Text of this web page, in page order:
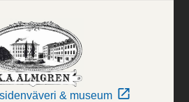
& museum